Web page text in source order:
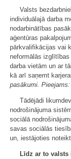
Valsts
individuālajā darba
nodarbinātības
aģentūras
pārkvalifikācijas vai
neformālās
darba vietām un ar
kā arī saņemt
pasākumi.
Tādējādi
nodrošinājuma
sociālā
savas sociālās
un, iestājoties
Līdz ar to